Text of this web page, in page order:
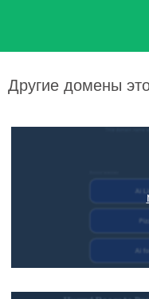
Другие домены